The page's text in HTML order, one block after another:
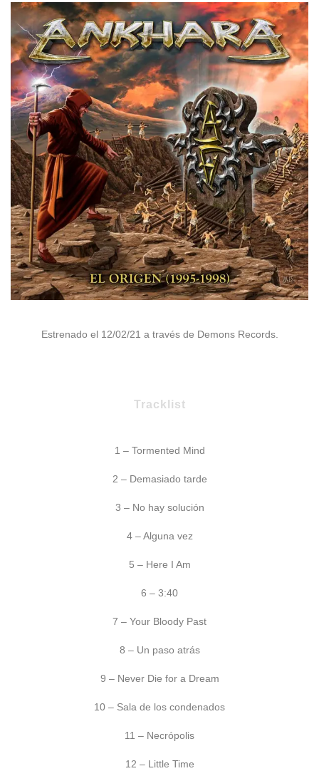
Estrenado el 12/02/21 a través de Demons Records.
Tracklist
1 – Tormented Mind
2 – Demasiado tarde
3 – No hay solución
4 – Alguna vez
5 – Here I Am
6 – 3:40
7 – Your Bloody Past
8 – Un paso atrás
9 – Never Die for a Dream
10 – Sala de los condenados
11 – Necrópolis
12 – Little Time